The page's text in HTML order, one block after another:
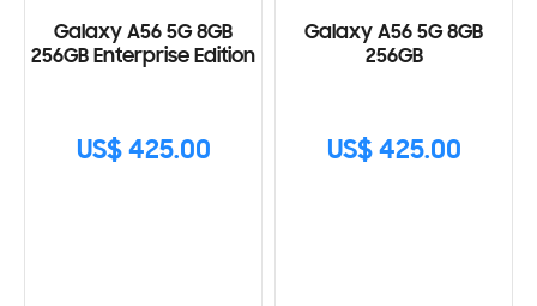
Galaxy A56 5G 8GB
256GB Enterprise Edition
US$ 425.00
Galaxy A56 5G 8GB
256GB
US$ 425.00